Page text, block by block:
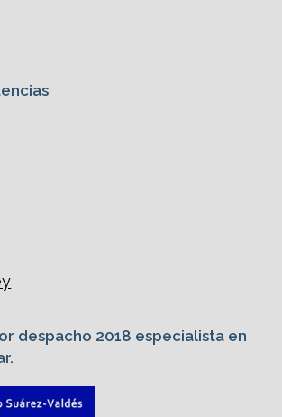
despacho 2018 especialista en